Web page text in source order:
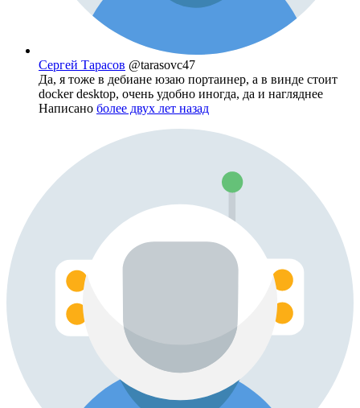
Сергей Тарасов @tarasovc47
Да, я тоже в дебиане юзаю портаинер, а в винде стоит
docker desktop, очень удобно иногда, да и нагляднее
Написано более двух лет назад